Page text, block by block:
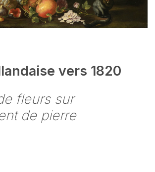
vers 1820
fleurs sur
de pierre